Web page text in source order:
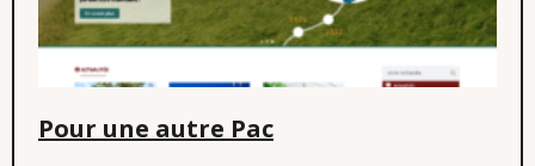
Pour une autre Pac